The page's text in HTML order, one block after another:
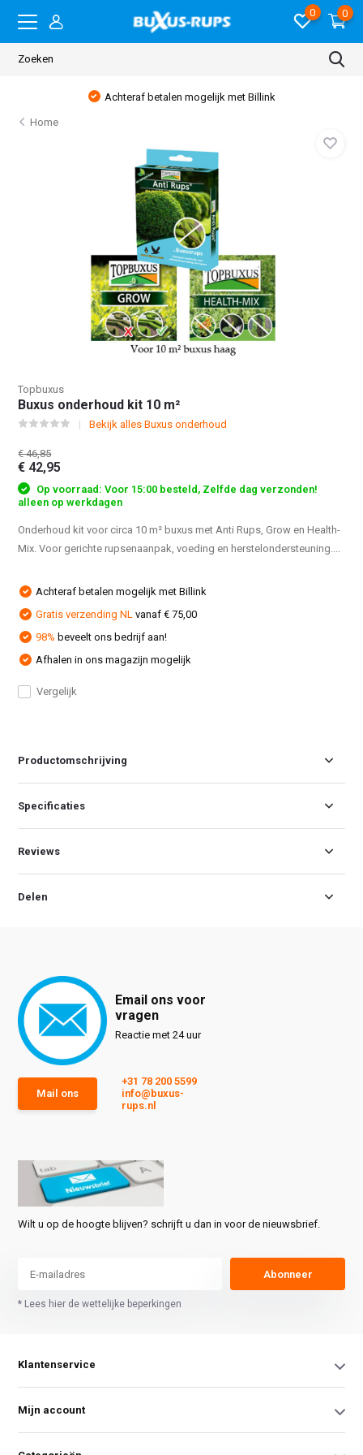
0 0
Achteraf betalen mogelijk met Billink
Home
Topbuxus
Buxus onderhoud kit 10 m²
Bekijk alles Buxus onderhoud
€ 46,85
€ 42,95
Op voorraad: Voor 15:00 besteld, Zelfde dag verzonden!
alleen op werkdagen
Onderhoud kit voor circa 10 m² buxus met Anti Rups, Grow en Health-
Mix. Voor gerichte rupsenaanpak, voeding en herstelondersteuning....
Achteraf betalen mogelijk met Billink
Gratis verzending NL vanaf € 75,00
98% beveelt ons bedrijf aan!
Afhalen in ons magazijn mogelijk
Vergelijk
Productomschrijving
Specificaties
Reviews
Delen
Email ons voor
vragen
Reactie met 24 uur
Mail ons
+31 78 200 5599
info@buxus-
rups.nl
Wilt u op de hoogte blijven? schrijft u dan in voor de nieuwsbrief.
Abonneer
* Lees hier de wettelijke beperkingen
Klantenservice
Mijn account